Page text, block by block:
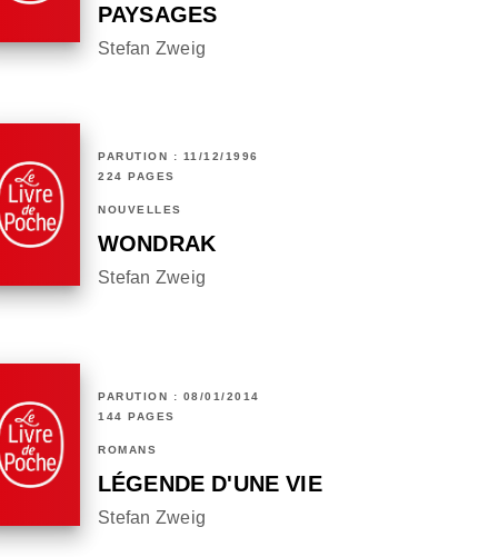
PAYSAGES
Stefan Zweig
PARUTION : 11/12/1996
224 PAGES
NOUVELLES
WONDRAK
Stefan Zweig
PARUTION : 08/01/2014
144 PAGES
ROMANS
LÉGENDE D'UNE VIE
Stefan Zweig